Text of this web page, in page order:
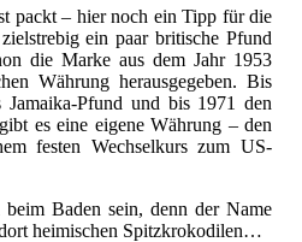
packt – hier noch ein Tipp für die
ein paar britische Pfund
die Marke aus dem Jahr 1953
Währung herausgegeben. Bis
Jamaika-Pfund und bis 1971 den
es eine eigene Währung – den
festen Wechselkurs zum US-
Baden sein, denn der Name
heimischen Spitzkrokodilen…